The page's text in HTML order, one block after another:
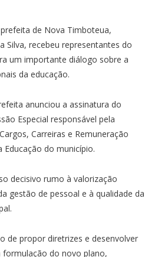
de Nova Timboteua,
Silva, recebeu representantes do
um importante diálogo sobre a
da educação.
anunciou a assinatura do
Especial responsável pela
Carreiras e Remuneração
Educação do município.
decisivo rumo à valorização
gestão de pessoal e à qualidade da
de propor diretrizes e desenvolver
formulação do novo plano,